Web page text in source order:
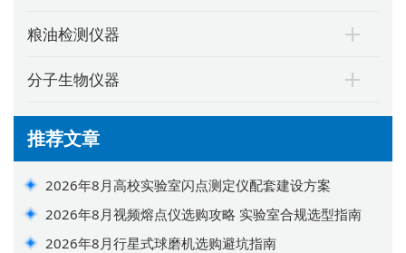
粮油检测仪器
分子生物仪器
推荐文章
2026年8月高校实验室闪点测定仪配套建设方案
2026年8月视频熔点仪选购攻略 实验室合规选型指南
2026年8月行星式球磨机选购避坑指南